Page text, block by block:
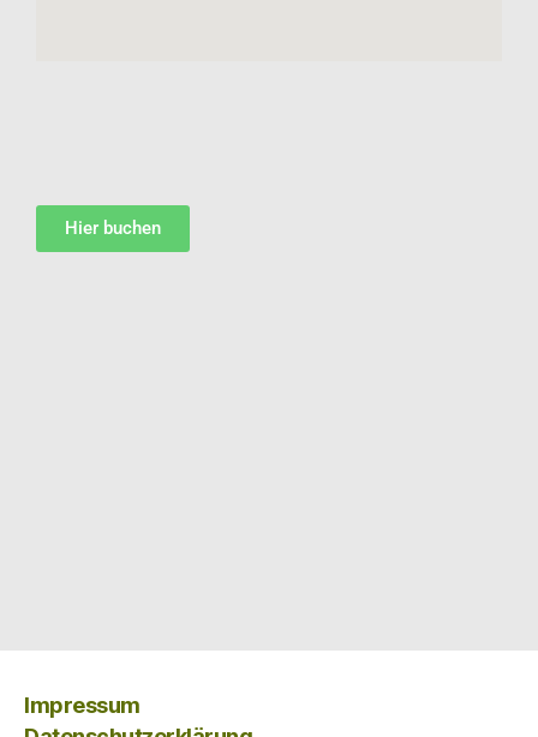
Hier buchen
Impressum